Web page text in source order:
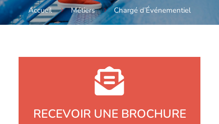
Accueil Métiers Chargé d’Événementiel
RECEVOIR UNE BROCHURE